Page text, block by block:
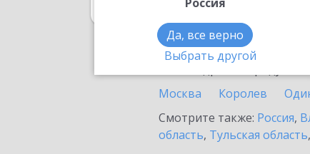
Да, все верно
Выбрать другой
в Москве и
Ознакомьтесь с
Москва
Королев
Смотрите также: Россия,
область, Тульская область,